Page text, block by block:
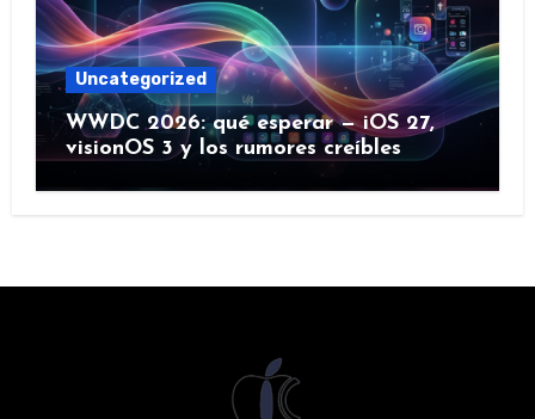
Uncategorized
WWDC 2026: qué esperar — iOS 27,
visionOS 3 y los rumores creíbles